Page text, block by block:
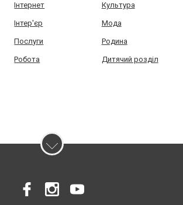
Інтернет Культура
Інтер'єр Мода
Послуги Родина
Робота Дитячий розділ